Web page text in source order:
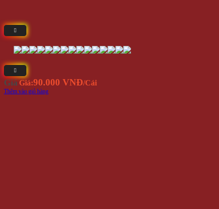
Giá Giá:90.000 VNĐ/Cái
Thêm vào giỏ hàng